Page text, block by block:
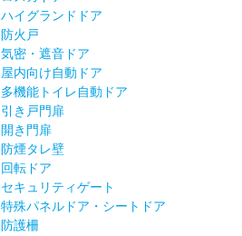
ハイグランドドア
防火戸
気密・遮音ドア
屋内向け自動ドア
多機能トイレ自動ドア
引き戸門扉
開き門扉
防煙タレ壁
回転ドア
セキュリティゲート
特殊パネルドア・シートドア
防護柵